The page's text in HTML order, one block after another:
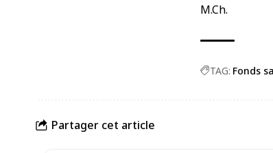
M.Ch.
TAG: Fonds
Partager cet article